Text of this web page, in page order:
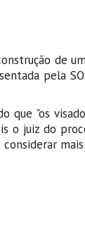
de
pela
que "os
o juiz do
mais